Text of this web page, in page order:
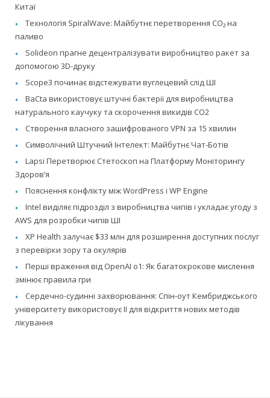
Китаї
Технологія SpiralWave: Майбутнє перетворення CO₂ на
паливо
Solideon прагне децентралізувати виробництво ракет за
допомогою 3D-друку
Scope3 починає відстежувати вуглецевий слід ШІ
BaCta використовує штучні бактерії для виробництва
натурального каучуку та скорочення викидів CO2
Створення власного зашифрованого VPN за 15 хвилин
Символічний Штучний Інтелект: Майбутнє Чат-Ботів
Lapsi Перетворює Стетоскоп на Платформу Моніторингу
Здоров’я
Пояснення конфлікту між WordPress і WP Engine
Intel виділяє підрозділ з виробництва чипів і укладає угоду з
AWS для розробки чипів ШІ
XP Health залучає $33 млн для розширення доступних послуг
з перевірки зору та окулярів
Перші враження від OpenAI o1: Як багатокрокове мислення
змінює правила гри
Сердечно-судинні захворювання: Спін-оут Кембриджського
університету використовує ІІ для відкриття нових методів
лікування